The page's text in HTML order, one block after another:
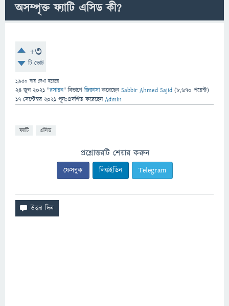
অসম্পৃক্ত ফ্যাটি এসিড কী?
+3
টি ভোট
1,950 বার দেখা হয়েছে
24 জুন 2021 "রসায়ন" বিভাগে জিজ্ঞাসাকরেছেনSabbir Ahmed Sajid (8,670 পয়েন্ট)
17 সেপ্টেম্বর 2021 পূনঃপ্রদর্শিত করেছেনAdmin
ফ্যাটি এসিড
প্রশ্নোত্তরটি শেয়ার করুন
ফেসবুক লিঙ্কইডিন Telegram